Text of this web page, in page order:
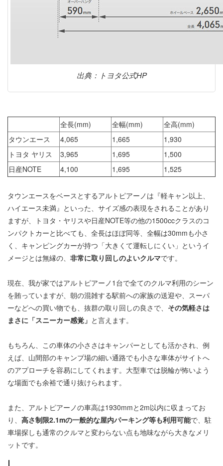
出典：トヨタ公式HP
全長(mm) 全幅(mm)
全高(mm)
タウンエース
4,065 1,665
1,930
トヨタ ヤリス
3,965 1,695
1,500
日産NOTE
4,100 1,695 1,525
タウンエースをベースとするアルトピアーノは『軽キャン以上、
ハイエース未満』といった、サイズ感の表現をされることがあり
ますが、トヨタ・ヤリスや日産NOTE等の他の1500ccクラスのコ
ンパクトカーと比べても、全長はほぼ同等、全幅は30mmも小さ
く、キャンピングカーが持つ「大きくて運転しにくい」というイ
メージとは無縁の、 非常に取り回しのよいクルマです。
現在、我が家ではアルトピアーノ1台で全てのクルマ利用のシーン
を賄っていますが、朝の混雑する駅前への家族の送迎や、スーパ
ーなどへの買い物でも、抜群の取り回しの良さで、 その気軽さは
まさに「スニーカー感覚」 と言えます。
もちろん、この車体の小ささはキャンパーとしても活かされ、例
えば、山間部のキャンプ場の細い通路でも小さな車体がサイトへ
のアプローチを容易にしてくれます。大型車では脱輪が怖いよう
な場面でも余裕で通り抜けられます。
また、アルトピアーノの車高は1930mmと2m以内に収まってお
り、 高さ制限2.1mの一般的な屋内パーキング等も利用可能で、駐
車場探しも通常のクルマと変わらない点も地味ながら大きなメリ
ットです。